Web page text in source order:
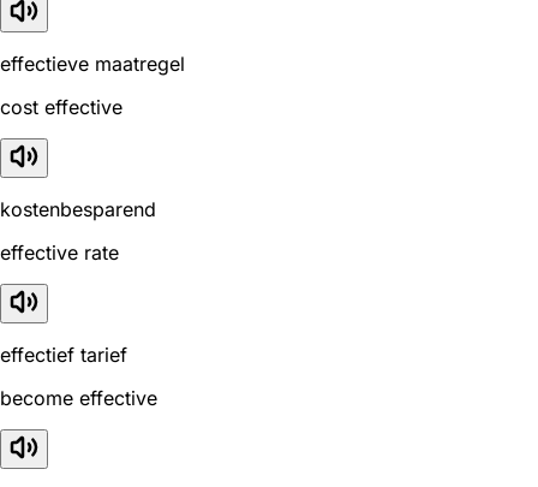
effectieve maatregel
cost effective
kostenbesparend
effective rate
effectief tarief
become effective